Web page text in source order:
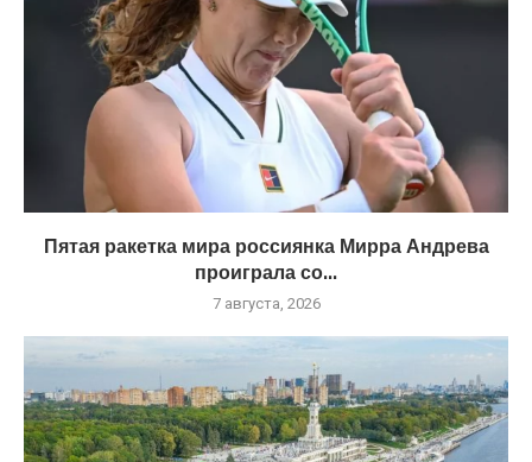
Пятая ракетка мира россиянка Мирра Андрева
проиграла со...
7 августа, 2026